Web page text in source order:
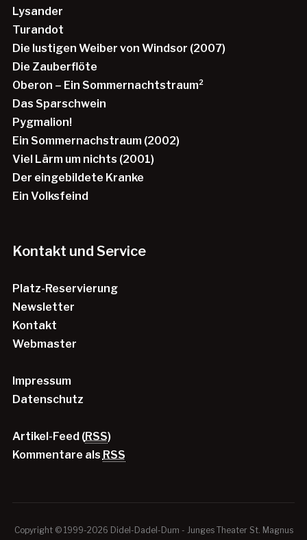
Lysander
Turandot
Die lustigen Weiber von Windsor (2007)
Die Zauberflöte
Oberon – Ein Sommernachtstraum²
Das Sparschwein
Pygmalion!
Ein Sommernachstraum (2002)
Viel Lärm um nichts (2001)
Der eingebildete Kranke
Ein Volksfeind
Kontakt und Service
Platz-Reservierung
Newsletter
Kontakt
Webmaster
Impressum
Datenschutz
Artikel-Feed (RSS)
Kommentare als RSS
Copyright © 1999-2026 Didel-Dadel-Dum - Junges Theater St. Magnus